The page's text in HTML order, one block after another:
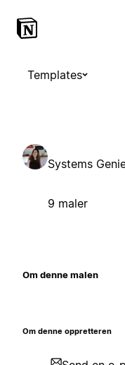
Templates
Systems
9 maler
Om denne malen
Om denne oppretteren